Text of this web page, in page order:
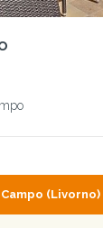
(Livorno)